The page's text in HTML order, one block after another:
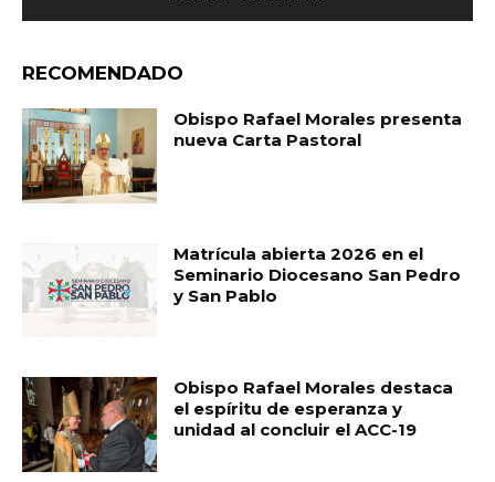
RECOMENDADO
Obispo Rafael Morales presenta
nueva Carta Pastoral
Matrícula abierta 2026 en el
Seminario Diocesano San Pedro
y San Pablo
Obispo Rafael Morales destaca
el espíritu de esperanza y
unidad al concluir el ACC-19